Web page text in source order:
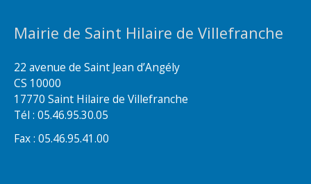
Mairie de Saint Hilaire de Villefranche
22 avenue de Saint Jean d’Angély
CS 10000
17770 Saint Hilaire de Villefranche
Tél : 05.46.95.30.05
Fax : 05.46.95.41.00